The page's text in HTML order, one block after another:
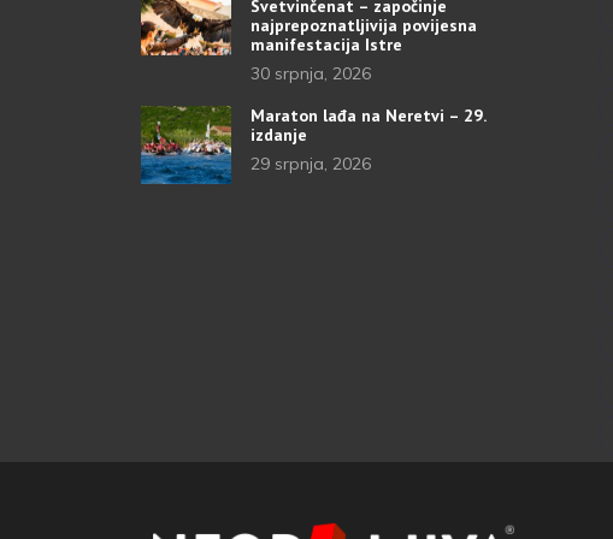
Svetvinčenat – započinje
najprepoznatljivija povijesna
manifestacija Istre
30 srpnja, 2026
Maraton lađa na Neretvi – 29.
izdanje
29 srpnja, 2026